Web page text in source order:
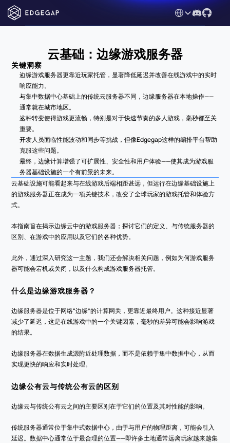
Select Language
云基础：边缘游戏服务器
关键洞察
边缘游戏服务器更靠近玩家托管，显著降低延迟并改善在线游戏中的实时
响应能力。
与集中数据中心基础上的传统云服务器不同，边缘服务器在本地操作——
通常就在城市地区。
这种转变使得游戏更流畅，特别是对于快速节奏的多人游戏，毫秒都至关
重要。
开发人员面临性能波动和同步等挑战，但像Edgegap这样的编排平台帮助
克服这些问题。
最终，边缘计算增强了可扩展性、安全性和用户体验——使其成为游戏服
务器基础设施的一个有前景的未来。
云基础设施可能看起来与在线游戏后端相距甚远，但运行在边缘基础设施上
的游戏服务器正在成为一项关键技术，改变了全球玩家的游戏托管和体验方
式。
本指南旨在揭示边缘云中的游戏服务器；探讨它们的定义、与传统服务器的
区别、在游戏中的应用以及它们的各种优势。
此外，通过深入研究这一主题，我们还会解决相关问题，例如为何游戏服务
器可能会宕机或关闭，以及什么构成游戏服务器托管。
什么是边缘游戏服务器？
边缘服务器是位于网络“边缘”的计算网关，更靠近最终用户。这种接近显著
减少了延迟，这是在线游戏中的一个关键因素，毫秒的差异可能会影响游戏
的结果。
边缘服务器在数据生成源附近处理数据，而不是依赖于集中数据中心，从而
实现更快的响应和实时处理。
边缘公有云与传统公有云的区别
边缘云与传统公有云之间的主要区别在于它们的位置及其对性能的影响。
传统服务器通常位于集中式数据中心，由于与用户的物理距离，可能会引入
延迟。数据中心通常位于最合理的位置——即许多土地通常远离玩家越来越集